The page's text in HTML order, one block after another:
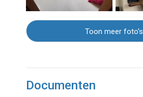
Toon meer foto's
Documenten